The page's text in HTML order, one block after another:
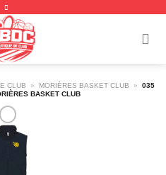
CLUB » MORIÈRES BASKET CLUB »
035
BASKET CLUB